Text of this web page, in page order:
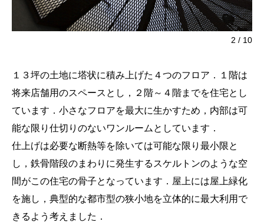
2 / 10
１３坪の土地に塔状に積み上げた４つのフロア．１階は
将来店舗用のスペースとし，２階～４階までを住宅とし
ています．小さなフロアを最大に生かすため，内部は可
能な限り仕切りのないワンルームとしています．
仕上げは必要な断熱等を除いては可能な限り最小限と
し，鉄骨階段のまわりに発生するスケルトンのような空
間がこの住宅の骨子となっています．屋上には屋上緑化
を施し，典型的な都市型の狭小地を立体的に最大利用で
きるよう考えました．